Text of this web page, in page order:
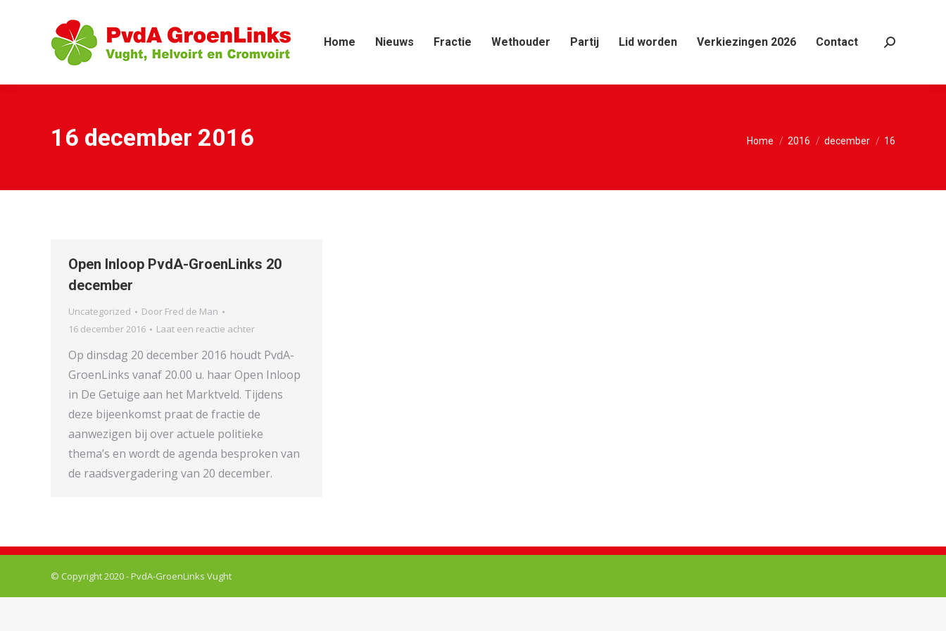
Home Nieuws Fractie Wethouder Partij Lid worden Verkiezingen 2026 Contact Search:
16 december 2016 Je bent hier:
Home 2016 december 16
Open Inloop PvdA-GroenLinks 20
december
Uncategorized Door Fred de Man
16 december 2016
Laat een reactie achter
Op dinsdag 20 december 2016 houdt PvdA-
GroenLinks vanaf 20.00 u. haar Open Inloop
in De Getuige aan het Marktveld. Tijdens
deze bijeenkomst praat de fractie de
aanwezigen bij over actuele politieke
thema’s en wordt de agenda besproken van
de raadsvergadering van 20 december.
© Copyright 2020 - PvdA-GroenLinks Vught